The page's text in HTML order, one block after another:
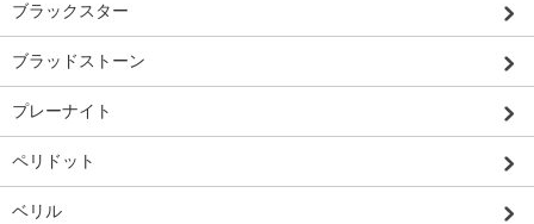
ブラックスター
ブラッドストーン
プレーナイト
ペリドット
ベリル